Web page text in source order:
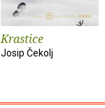
Krastice
Josip Čekolj